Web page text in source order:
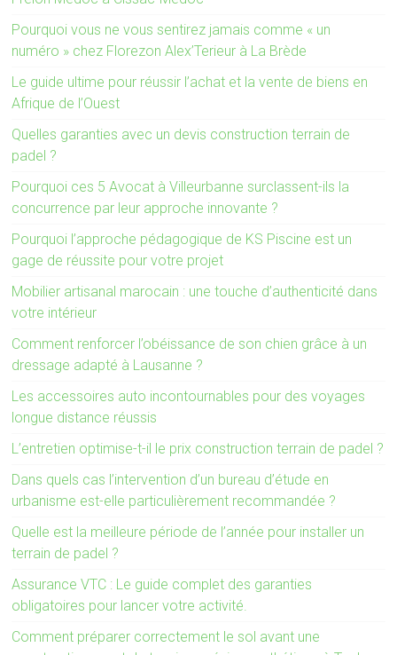
Pourquoi vous ne vous sentirez jamais comme « un
numéro » chez Florezon Alex’Terieur à La Brède
Le guide ultime pour réussir l’achat et la vente de biens en
Afrique de l’Ouest
Quelles garanties avec un devis construction terrain de
padel ?
Pourquoi ces 5 Avocat à Villeurbanne surclassent-ils la
concurrence par leur approche innovante ?
Pourquoi l’approche pédagogique de KS Piscine est un
gage de réussite pour votre projet
Mobilier artisanal marocain : une touche d’authenticité dans
votre intérieur
Comment renforcer l’obéissance de son chien grâce à un
dressage adapté à Lausanne ?
Les accessoires auto incontournables pour des voyages
longue distance réussis
L’entretien optimise-t-il le prix construction terrain de padel ?
Dans quels cas l’intervention d’un bureau d’étude en
urbanisme est-elle particulièrement recommandée ?
Quelle est la meilleure période de l’année pour installer un
terrain de padel ?
Assurance VTC : Le guide complet des garanties
obligatoires pour lancer votre activité.
Comment préparer correctement le sol avant une